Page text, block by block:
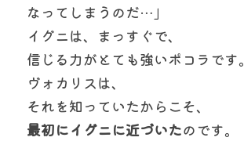
なってしまうのだ…」
イグニは、まっすぐで、
信じる力がとても強いポコラです。
ヴォカリスは、
それを知っていたからこそ、
最初にイグニに近づいたのです。